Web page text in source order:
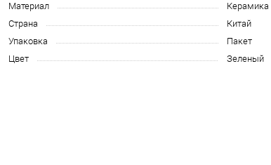
Материал
Керамика
Страна
Китай
Упаковка
Пакет
Цвет
Зеленый